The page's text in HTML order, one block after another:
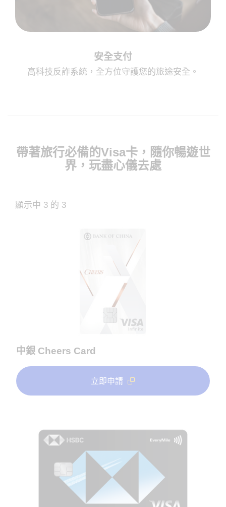
安全支付
高科技反詐系統，全方位守護您的旅途安全。
帶著旅行必備的Visa卡，隨你暢遊世
界，玩盡心儀去處
顯示中 3 的 3
中銀 Cheers Card
立即申請